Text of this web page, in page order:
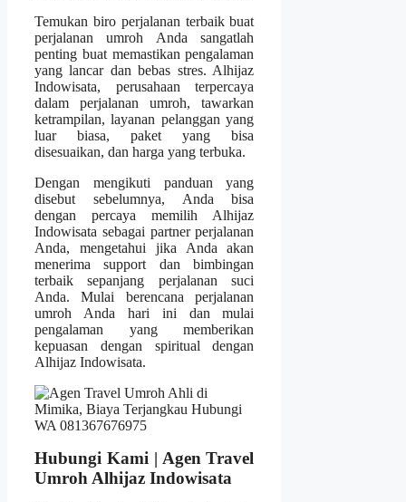
Temukan biro perjalanan terbaik buat
perjalanan umroh Anda sangatlah
penting buat memastikan pengalaman
yang lancar dan bebas stres. Alhijaz
Indowisata, perusahaan terpercaya
dalam perjalanan umroh, tawarkan
ketrampilan, layanan pelanggan yang
luar biasa, paket yang bisa
disesuaikan, dan harga yang terbuka.
Dengan mengikuti panduan yang
disebut sebelumnya, Anda bisa
dengan percaya memilih Alhijaz
Indowisata sebagai partner perjalanan
Anda, mengetahui jika Anda akan
menerima support dan bimbingan
terbaik sepanjang perjalanan suci
Anda. Mulai berencana perjalanan
umroh Anda hari ini dan mulai
pengalaman yang memberikan
kepuasan dengan spiritual dengan
Alhijaz Indowisata.
Hubungi Kami | Agen Travel
Umroh Alhijaz Indowisata